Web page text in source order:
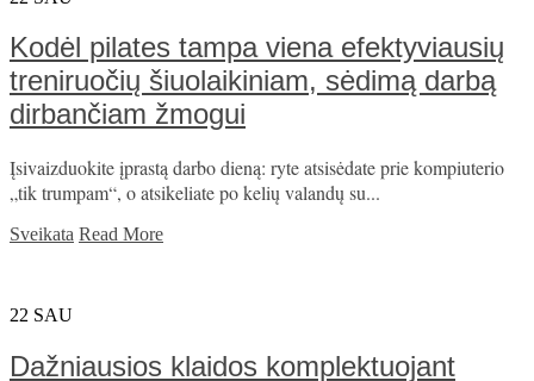
Kodėl pilates tampa viena efektyviausių
treniruočių šiuolaikiniam, sėdimą darbą
dirbančiam žmogui
Įsivaizduokite įprastą darbo dieną: ryte atsisėdate prie kompiuterio
„tik trumpam“, o atsikeliate po kelių valandų su...
Sveikata Read More
22 SAU
Dažniausios klaidos komplektuojant